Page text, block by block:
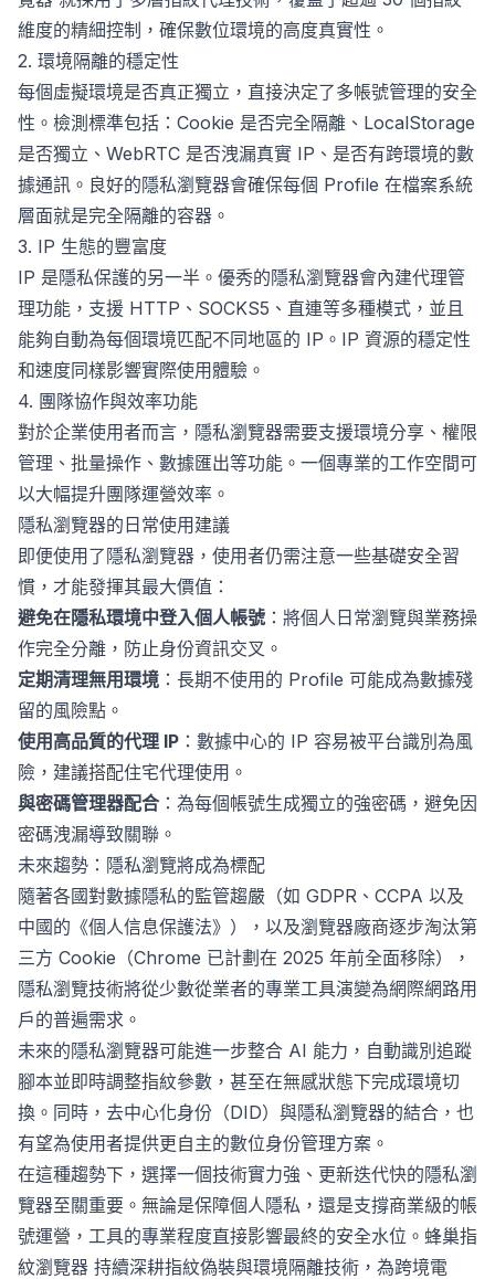
維度的精細控制，確保數位環境的高度真實性。
2. 環境隔離的穩定性
每個虛擬環境是否真正獨立，直接決定了多帳號管理的安全
性。檢測標準包括：Cookie 是否完全隔離、LocalStorage
是否獨立、WebRTC 是否洩漏真實 IP、是否有跨環境的數
據通訊。良好的隱私瀏覽器會確保每個 Profile 在檔案系統
層面就是完全隔離的容器。
3. IP 生態的豐富度
IP 是隱私保護的另一半。優秀的隱私瀏覽器會內建代理管
理功能，支援 HTTP、SOCKS5、直連等多種模式，並且
能夠自動為每個環境匹配不同地區的 IP。IP 資源的穩定性
和速度同樣影響實際使用體驗。
4. 團隊協作與效率功能
對於企業使用者而言，隱私瀏覽器需要支援環境分享、權限
管理、批量操作、數據匯出等功能。一個專業的工作空間可
以大幅提升團隊運營效率。
隱私瀏覽器的日常使用建議
即便使用了隱私瀏覽器，使用者仍需注意一些基礎安全習
慣，才能發揮其最大價值：
避免在隱私環境中登入個人帳號 ：將個人日常瀏覽與業務操
作完全分離，防止身份資訊交叉。
定期清理無用環境 ：長期不使用的 Profile 可能成為數據殘
留的風險點。
使用高品質的代理 IP ：數據中心的 IP 容易被平台識別為風
險，建議搭配住宅代理使用。
與密碼管理器配合 ：為每個帳號生成獨立的強密碼，避免因
密碼洩漏導致關聯。
未來趨勢：隱私瀏覽將成為標配
隨著各國對數據隱私的監管趨嚴（如 GDPR、CCPA 以及
中國的《個人信息保護法》），以及瀏覽器廠商逐步淘汰第
三方 Cookie（Chrome 已計劃在 2025 年前全面移除），
隱私瀏覽技術將從少數從業者的專業工具演變為網際網路用
戶的普遍需求。
未來的隱私瀏覽器可能進一步整合 AI 能力，自動識別追蹤
腳本並即時調整指紋參數，甚至在無感狀態下完成環境切
換。同時，去中心化身份（DID）與隱私瀏覽器的結合，也
有望為使用者提供更自主的數位身份管理方案。
在這種趨勢下，選擇一個技術實力強、更新迭代快的隱私瀏
覽器至關重要。無論是保障個人隱私，還是支撐商業級的帳
號運營，工具的專業程度直接影響最終的安全水位。 蜂巢指
紋瀏覽器 持續深耕指紋偽裝與環境隔離技術，為跨境電